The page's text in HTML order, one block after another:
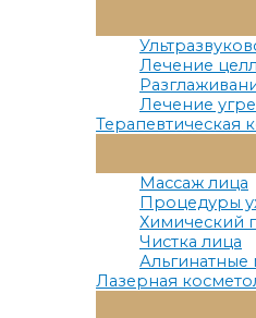
Лечение
Лечение
Терапевтическая
Массаж лица
Процедуры
Химический
Чистка лица
Альгинатные
Лазерная